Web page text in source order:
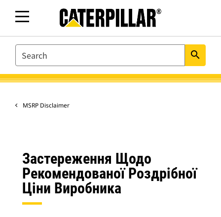
SEARCH search
MSRP Disclaimer
Застереження Щодо
Рекомендованої Роздрібної
Ціни Виробника